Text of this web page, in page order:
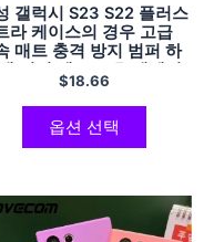
갤럭시 S23 S22 플러스
라 케이스의 경우 고급
매트 충격 방지 범퍼 하
백 커버 렌즈 보호 액세서
$18.66
옵션 선택